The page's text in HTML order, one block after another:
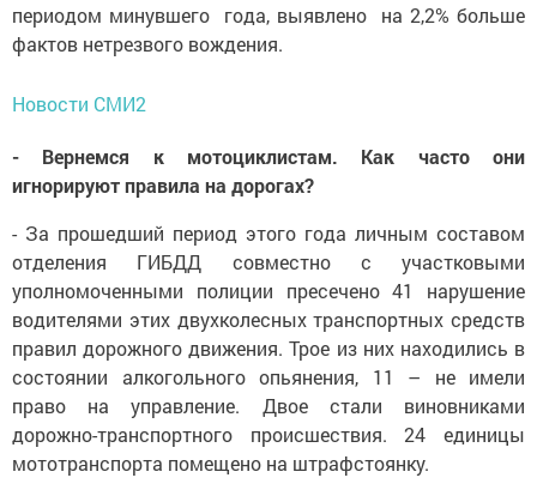
периодом минувшего года, выявлено на 2,2% больше
фактов нетрезвого вождения.
Новости СМИ2
- Вернемся к мотоциклистам. Как часто они
игнорируют правила на дорогах?
- За прошедший период этого года личным составом
отделения ГИБДД совместно с участковыми
уполномоченными полиции пресечено 41 нарушение
водителями этих двухколесных транспортных средств
правил дорожного движения. Трое из них находились в
состоянии алкогольного опьянения, 11 – не имели
право на управление. Двое стали виновниками
дорожно-транспортного происшествия. 24 единицы
мототранспорта помещено на штрафстоянку.